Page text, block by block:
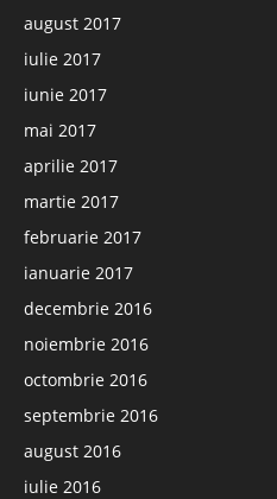
august 2017
iulie 2017
iunie 2017
mai 2017
aprilie 2017
martie 2017
februarie 2017
ianuarie 2017
decembrie 2016
noiembrie 2016
octombrie 2016
septembrie 2016
august 2016
iulie 2016